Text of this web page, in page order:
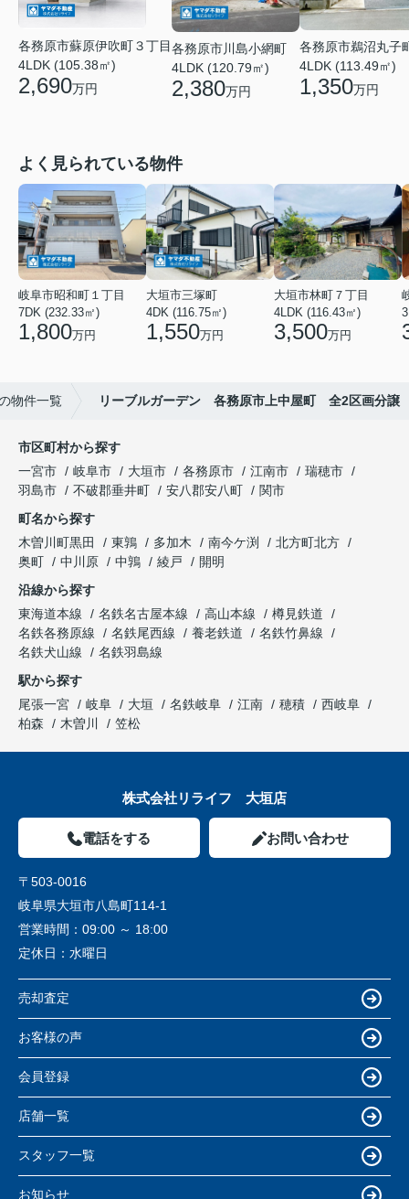
各務原市蘇原伊吹町３丁目
4LDK (105.38㎡)
2,690万円
各務原市川島小網町
4LDK (120.79㎡)
2,380万円
各務原市鵜沼丸子
4LDK (113.49㎡)
1,350万円
よく見られている物件
岐阜市昭和町１丁目
7DK (232.33㎡)
1,800万円
大垣市三塚町
4DK (116.75㎡)
1,550万円
大垣市林町７丁目
4LDK (116.43㎡)
3,500万円
物件一覧 リーブルガーデン 各務原市上中屋町 全2区画分譲
市区町村から探す
一宮市
岐阜市 大垣市 各務原市 江南市
瑞穂市
羽島市
不破郡垂井町 安八郡安八町
関市
町名から探す
木曽川町黒田
東鶉 多加木 南今ケ渕
北方町北方
奥町
中川原 中鶉 綾戸
開明
沿線から探す
東海道本線
名鉄名古屋本線 高山本線
樽見鉄道
名鉄各務原線
名鉄尾西線 養老鉄道
名鉄竹鼻線
名鉄犬山線
名鉄羽島線
駅から探す
尾張一宮
岐阜 大垣 名鉄岐阜 江南 穂積
西岐阜
柏森
木曽川 笠松
株式会社リライフ 大垣店
電話をする お問い合わせ
〒503-0016
岐阜県大垣市八島町114-1
営業時間： 09:00 ～ 18:00
定休日： 水曜日
売却査定
お客様の声
会員登録
店舗一覧
スタッフ一覧
お知らせ